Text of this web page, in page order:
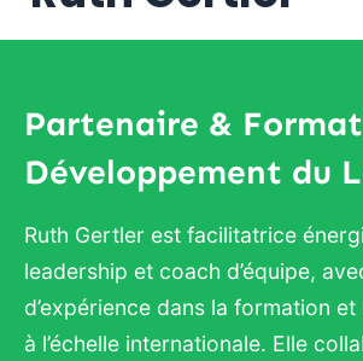
Partenaire &
Développement du
Ruth Gertler est facilitatrice
leadership et coach d’équipe,
d’expérience dans la formation
à l’échelle internationale. Elle